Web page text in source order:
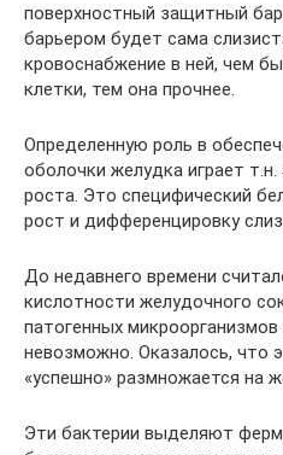
поверхностный защитный
барьером будет сама
кровоснабжение в ней, чем
клетки, тем она прочнее.
Определенную роль в
оболочки желудка играет
роста. Это специфический
рост и дифференцировку
До недавнего времени
кислотности желудочного
патогенных
невозможно. Оказалось, что
«успешно» размножается на
Эти бактерии выделяют